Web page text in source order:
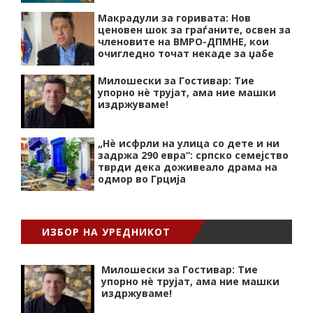
Макрадули за горивата: Нов
ценовен шок за граѓаните, освен за
членовите на ВМРО-ДПМНЕ, кои
очигледно точат некаде за џабе
Милошески за Гостивар: Тие
упорно нѐ трујат, ама ние машки
издржуваме!
„Нѐ исфрли на улица со дете и ни
задржа 290 евра“: српско семејство
тврди дека доживеало драма на
одмор во Грција
ИЗБОР НА УРЕДНИКОТ
Милошески за Гостивар: Тие
упорно нѐ трујат, ама ние машки
издржуваме!